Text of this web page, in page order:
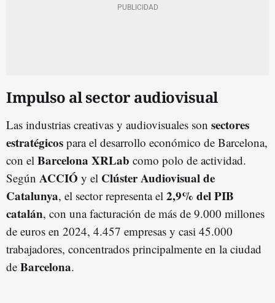
Impulso al sector audiovisual
Las industrias creativas y audiovisuales son sectores
estratégicos para el desarrollo económico de Barcelona,
con el Barcelona XRLab como polo de actividad.
Según ACCIÓ y el Clúster Audiovisual de
Catalunya, el sector representa el 2,9% del PIB
catalán, con una facturación de más de 9.000 millones
de euros en 2024, 4.457 empresas y casi 45.000
trabajadores, concentrados principalmente en la ciudad
de Barcelona.